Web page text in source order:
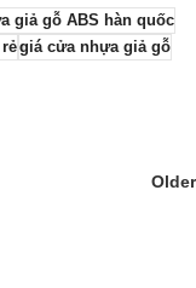
giả gỗ ABS hàn quốc
giá cửa nhựa giả gỗ
Older